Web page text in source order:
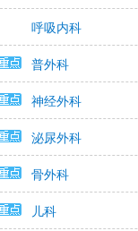
呼吸内科
普外科
神经外科
泌尿外科
骨外科
儿科